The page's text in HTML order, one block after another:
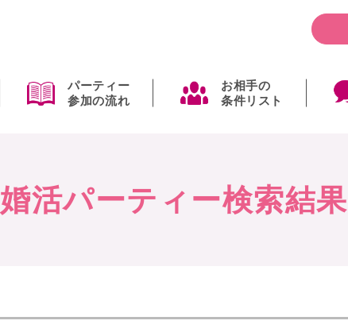
パーティー
参加の流れ
お相手の
条件リスト
婚活パーティー検索結果